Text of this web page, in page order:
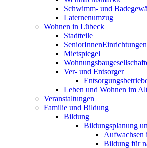
Schwimm- und
Laternenumzug
Wohnen in Lübeck
Stadtteile
SeniorInnenEinrichtungen
Mietspiegel
Ver- und Entsorger
Leben und Wohnen im
Veranstaltungen
Familie und Bildung
Bildung
Bildungsplanung
Aufwachsen
Bildung für